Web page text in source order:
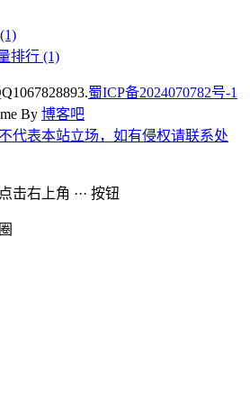
(1)
排行 (1)
蜀ICP备2024070782号-1
By 博客吧
代表本站立场，如有侵权请联系处
击右上角 ··· 按钮